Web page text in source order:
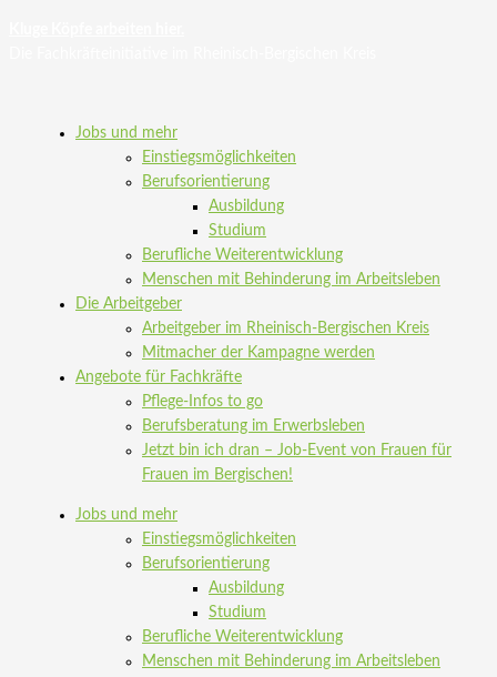
Jobs und mehr
Einstiegsmöglichkeiten
Berufsorientierung
Ausbildung
Studium
Berufliche Weiterentwicklung
Menschen mit Behinderung im Arbeitsleben
Die Arbeitgeber
Arbeitgeber im Rheinisch-Bergischen Kreis
Mitmacher der Kampagne werden
Angebote für Fachkräfte
Pflege-Infos to go
Berufsberatung im Erwerbsleben
Jetzt bin ich dran – Job-Event von Frauen für
Frauen im Bergischen!
Jobs und mehr
Einstiegsmöglichkeiten
Berufsorientierung
Ausbildung
Studium
Berufliche Weiterentwicklung
Menschen mit Behinderung im Arbeitsleben